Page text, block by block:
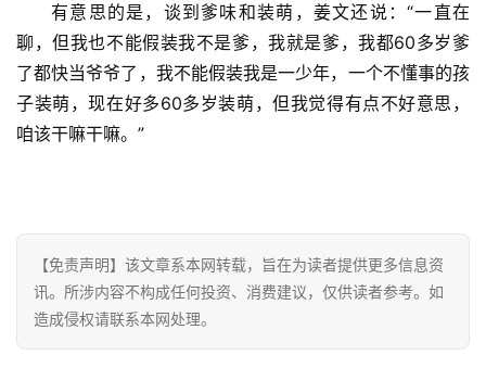
消
费
生
财
登录 注册
有意思的是，谈到爹味和装萌，姜文还说：“一直在
聊，但我也不能假装我不是爹，我就是爹，我都60多岁爹
了都快当爷爷了，我不能假装我是一少年，一个不懂事的孩
子装萌，现在好多60多岁装萌，但我觉得有点不好意思，
咱该干嘛干嘛。”
【免责声明】该文章系本网转载，旨在为读者提供更多信息资
讯。所涉内容不构成任何投资、消费建议，仅供读者参考。如
造成侵权请联系本网处理。